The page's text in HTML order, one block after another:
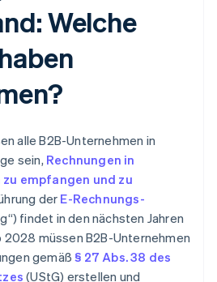
Welche
alle B2B-Unternehmen in
sein, Rechnungen in
empfangen und zu
der E-Rechnungs-
findet in den nächsten Jahren
müssen B2B-Unternehmen
gemäß§ 27 Abs. 38 des
(UStG) erstellen und